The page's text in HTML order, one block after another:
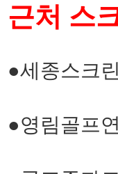
근처 스
●세종스크
●영림골프